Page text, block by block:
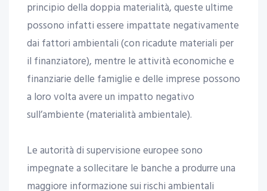
principio della doppia materialità, queste ultime
possono infatti essere impattate negativamente
dai fattori ambientali (con ricadute materiali per
il finanziatore), mentre le attività economiche e
finanziarie delle famiglie e delle imprese possono
a loro volta avere un impatto negativo
sull’ambiente (materialità ambientale).
Le autorità di supervisione europee sono
impegnate a sollecitare le banche a produrre una
maggiore informazione sui rischi ambientali